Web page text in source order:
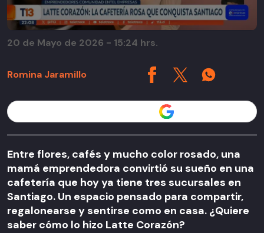
Romina Jaramillo
20 de Mayo de 2026 - 15:24 hrs.
Entre flores, cafés y mucho color rosado, una
mamá emprendedora convirtió su sueño en una
cafetería que hoy ya tiene tres sucursales en
Santiago. Un espacio pensado para compartir,
regalonearse y sentirse como en casa. ¿Quiere
saber cómo lo hizo Latte Corazón?